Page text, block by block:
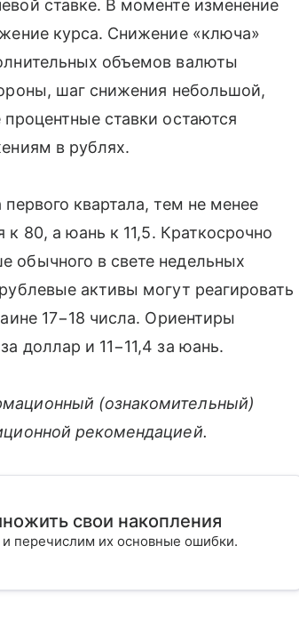
ставке. В моменте изменение
курса. Снижение «ключа»
объемов валюты
шаг снижения небольшой,
ставки остаются
в рублях.
квартала, тем не менее
80, а юань к 11,5. Краткосрочно
обычного в свете недельных
активы могут реагировать
17−18 числа. Ориентиры
доллар и 11−11,4 за юань.
(ознакомительный)
рекомендацией.
свои накопления
и перечислим их основные ошибки.